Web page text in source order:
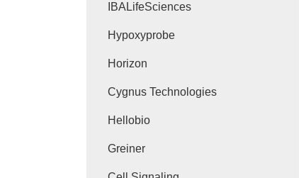
IBALifeSciences
Hypoxyprobe
Horizon
Cygnus Technologies
Hellobio
Greiner